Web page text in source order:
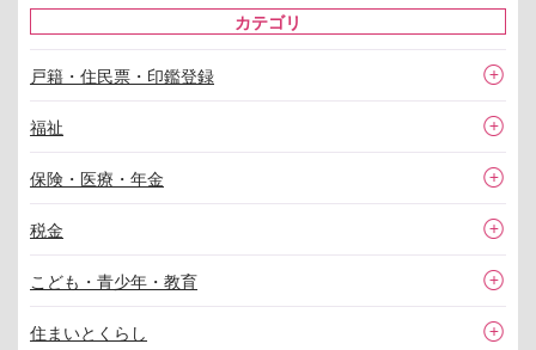
カテゴリ
戸籍・住民票・印鑑登録
福祉
保険・医療・年金
税金
こども・青少年・教育
住まいとくらし